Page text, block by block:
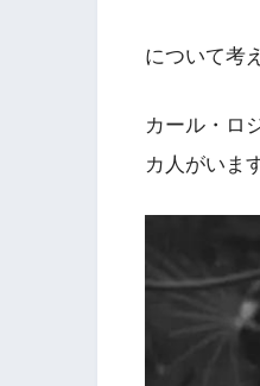
について考
カール・ロ
カ人がいま